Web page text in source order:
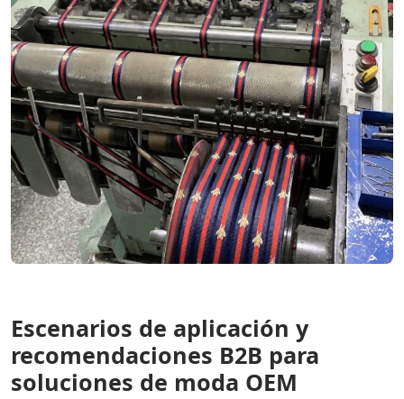
Escenarios de aplicación y
recomendaciones B2B para
soluciones de moda OEM